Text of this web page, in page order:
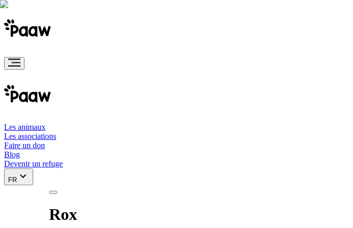
Les animaux
Les associations
Faire un don
Blog
Devenir un refuge
FR
Rox